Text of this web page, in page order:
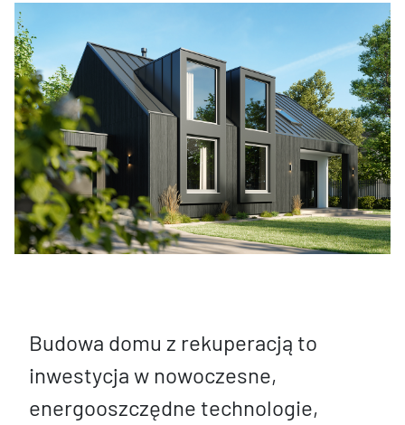
Budowa domu z rekuperacją to
inwestycja w nowoczesne,
energooszczędne technologie,